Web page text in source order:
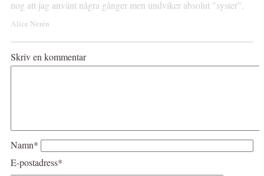
nog att jag använt några gånger men undviker absolut "syster".
Alice Nerén
Skriv en kommentar
Namn*
E-postadress*